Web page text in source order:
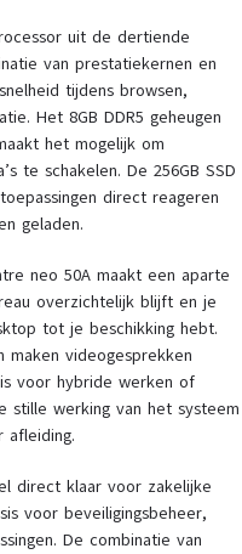
uit de dertiende
van prestatiekernen en
tijdens browsen,
Het 8GB DDR5 geheugen
het mogelijk om
te schakelen. De 256GB SSD
direct reageren
geladen.
neo 50A maakt een aparte
overzichtelijk blijft en je
tot je beschikking hebt.
videogesprekken
voor hybride werken of
stille werking van het systeem
afleiding.
direct klaar voor zakelijke
voor beveiligingsbeheer,
De combinatie van